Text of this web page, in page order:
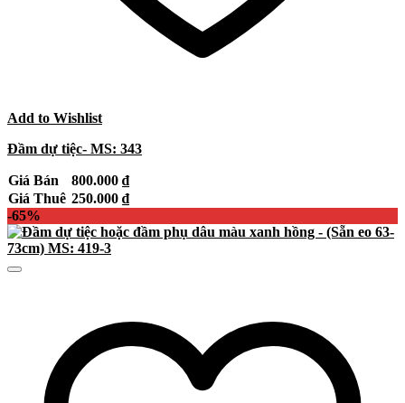
Add to Wishlist
Đầm dự tiệc- MS: 343
Giá Bán 800.000 ₫
Giá Thuê 250.000 ₫
-65%